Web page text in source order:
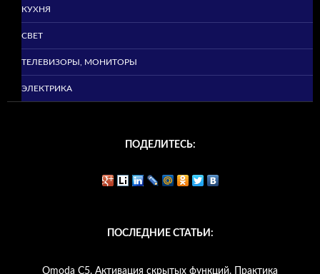
КУХНЯ
СВЕТ
ТЕЛЕВИЗОРЫ, МОНИТОРЫ
ЭЛЕКТРИКА
ПОДЕЛИТЕСЬ:
ПОСЛЕДНИЕ СТАТЬИ:
Omoda C5. Активация скрытых функций. Практика